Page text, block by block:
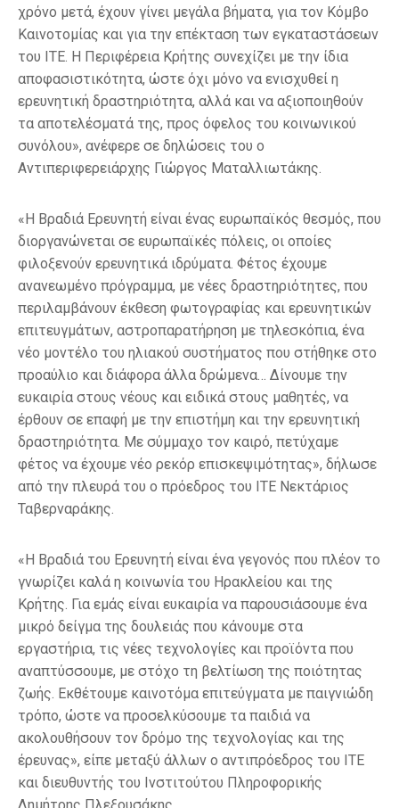
χρόνο μετά, έχουν γίνει μεγάλα βήματα, για τον Κόμβο
Καινοτομίας και για την επέκταση των εγκαταστάσεων
του ΙΤΕ. Η Περιφέρεια Κρήτης συνεχίζει με την ίδια
αποφασιστικότητα, ώστε όχι μόνο να ενισχυθεί η
ερευνητική δραστηριότητα, αλλά και να αξιοποιηθούν
τα αποτελέσματά της, προς όφελος του κοινωνικού
συνόλου», ανέφερε σε δηλώσεις του ο
Αντιπεριφερειάρχης Γιώργος Ματαλλιωτάκης.
«Η Βραδιά Ερευνητή είναι ένας ευρωπαϊκός θεσμός, που
διοργανώνεται σε ευρωπαϊκές πόλεις, οι οποίες
φιλοξενούν ερευνητικά ιδρύματα. Φέτος έχουμε
ανανεωμένο πρόγραμμα, με νέες δραστηριότητες, που
περιλαμβάνουν έκθεση φωτογραφίας και ερευνητικών
επιτευγμάτων, αστροπαρατήρηση με τηλεσκόπια, ένα
νέο μοντέλο του ηλιακού συστήματος που στήθηκε στο
προαύλιο και διάφορα άλλα δρώμενα… Δίνουμε την
ευκαιρία στους νέους και ειδικά στους μαθητές, να
έρθουν σε επαφή με την επιστήμη και την ερευνητική
δραστηριότητα. Με σύμμαχο τον καιρό, πετύχαμε
φέτος να έχουμε νέο ρεκόρ επισκεψιμότητας», δήλωσε
από την πλευρά του ο πρόεδρος του ΙΤΕ Νεκτάριος
Ταβερναράκης.
«Η Βραδιά του Ερευνητή είναι ένα γεγονός που πλέον το
γνωρίζει καλά η κοινωνία του Ηρακλείου και της
Κρήτης. Για εμάς είναι ευκαιρία να παρουσιάσουμε ένα
μικρό δείγμα της δουλειάς που κάνουμε στα
εργαστήρια, τις νέες τεχνολογίες και προϊόντα που
αναπτύσσουμε, με στόχο τη βελτίωση της ποιότητας
ζωής. Εκθέτουμε καινοτόμα επιτεύγματα με παιγνιώδη
τρόπο, ώστε να προσελκύσουμε τα παιδιά να
ακολουθήσουν τον δρόμο της τεχνολογίας και της
έρευνας», είπε μεταξύ άλλων ο αντιπρόεδρος του ΙΤΕ
και διευθυντής του Ινστιτούτου Πληροφορικής